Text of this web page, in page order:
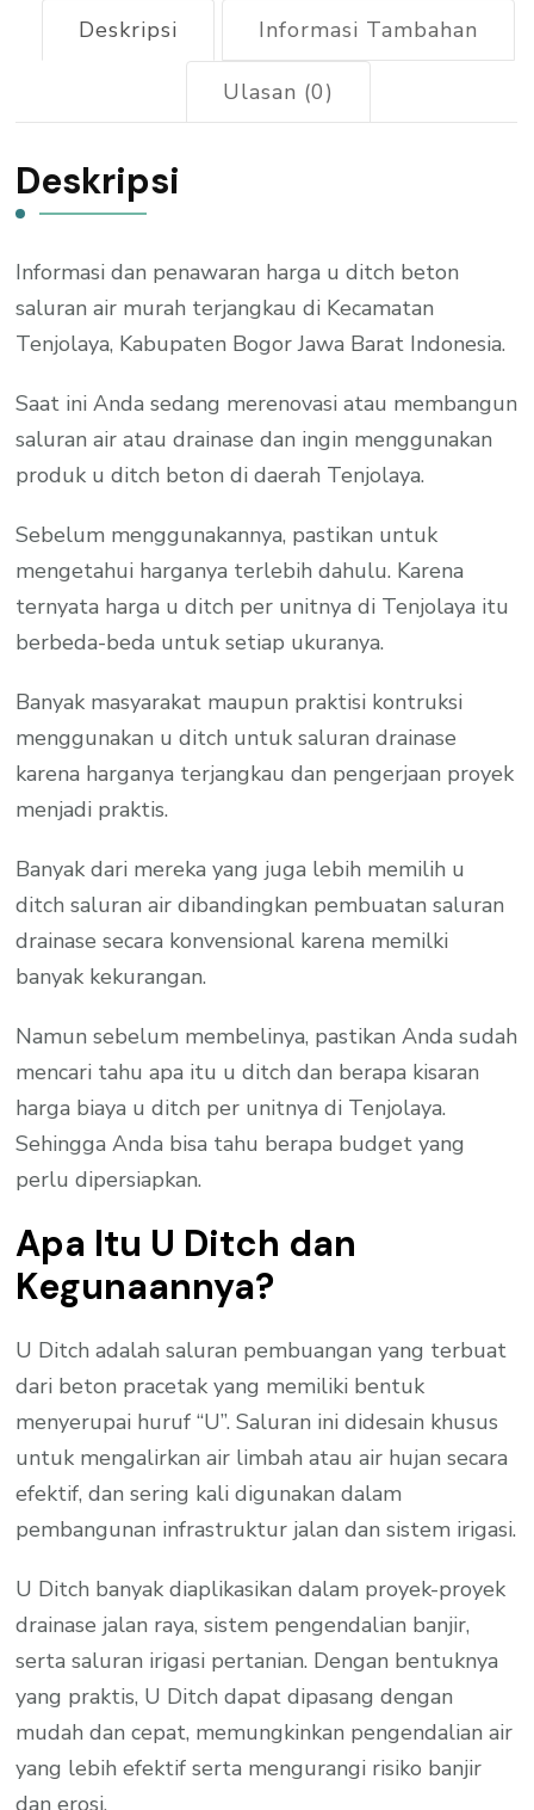
Deskripsi Informasi Tambahan
Ulasan (0)
Deskripsi
Informasi dan penawaran harga u ditch beton
saluran air murah terjangkau di Kecamatan
Tenjolaya, Kabupaten Bogor Jawa Barat Indonesia.
Saat ini Anda sedang merenovasi atau membangun
saluran air atau drainase dan ingin menggunakan
produk u ditch beton di daerah Tenjolaya.
Sebelum menggunakannya, pastikan untuk
mengetahui harganya terlebih dahulu. Karena
ternyata harga u ditch per unitnya di Tenjolaya itu
berbeda-beda untuk setiap ukuranya.
Banyak masyarakat maupun praktisi kontruksi
menggunakan u ditch untuk saluran drainase
karena harganya terjangkau dan pengerjaan proyek
menjadi praktis.
Banyak dari mereka yang juga lebih memilih u
ditch saluran air dibandingkan pembuatan saluran
drainase secara konvensional karena memilki
banyak kekurangan.
Namun sebelum membelinya, pastikan Anda sudah
mencari tahu apa itu u ditch dan berapa kisaran
harga biaya u ditch per unitnya di Tenjolaya.
Sehingga Anda bisa tahu berapa budget yang
perlu dipersiapkan.
Apa Itu U Ditch dan
Kegunaannya?
U Ditch adalah saluran pembuangan yang terbuat
dari beton pracetak yang memiliki bentuk
menyerupai huruf “U”. Saluran ini didesain khusus
untuk mengalirkan air limbah atau air hujan secara
efektif, dan sering kali digunakan dalam
pembangunan infrastruktur jalan dan sistem irigasi.
U Ditch banyak diaplikasikan dalam proyek-proyek
drainase jalan raya, sistem pengendalian banjir,
serta saluran irigasi pertanian. Dengan bentuknya
yang praktis, U Ditch dapat dipasang dengan
mudah dan cepat, memungkinkan pengendalian air
yang lebih efektif serta mengurangi risiko banjir
dan erosi.